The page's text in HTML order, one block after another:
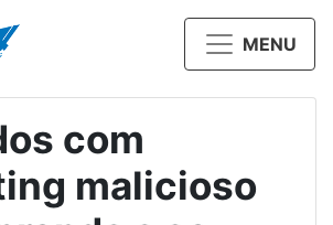
MENU
com
malicioso